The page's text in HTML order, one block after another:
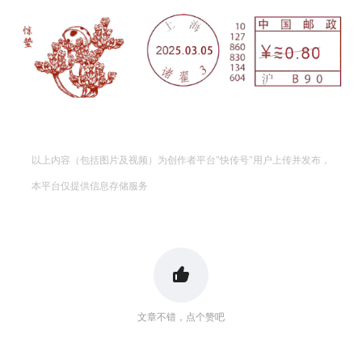
以上内容（包括图片及视频）为创作者平台"快传号"用户上传并发布，
本平台仅提供信息存储服务
文章不错，点个赞吧